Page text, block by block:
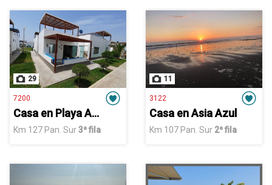
29
7200
Casa en Playa Azul
Km 127 Pan. Sur3ª fila
11
3122
Casa en Asia Azul
Km 107 Pan. Sur 2ª fila